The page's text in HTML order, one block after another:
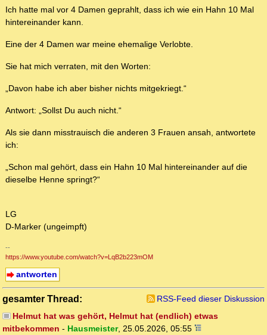
Ich hatte mal vor 4 Damen geprahlt, dass ich wie ein Hahn 10 Mal
hintereinander kann.
Eine der 4 Damen war meine ehemalige Verlobte.
Sie hat mich verraten, mit den Worten:
„Davon habe ich aber bisher nichts mitgekriegt.“
Antwort: „Sollst Du auch nicht.“
Als sie dann misstrauisch die anderen 3 Frauen ansah, antwortete
ich:
„Schon mal gehört, dass ein Hahn 10 Mal hintereinander auf die
dieselbe Henne springt?“
LG
D-Marker (ungeimpft)
--
https://www.youtube.com/watch?v=LqB2b223mOM
antworten
gesamter Thread:
RSS-Feed dieser Diskussion
Helmut hat was gehört, Helmut hat (endlich) etwas
mitbekommen - Hausmeister, 25.05.2026, 05:55